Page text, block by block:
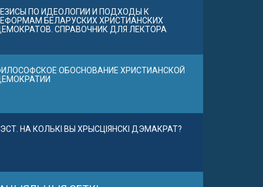
ПО ИДЕОЛОГИИ И ПОДХОДЫ К
БЕЛАРУСКИХ ХРИСТИАНСКИХ
СПРАВОЧНИК ДЛЯ ЛЕКТОРА
ОБОСНОВАНИЕ ХРИСТИАНСКОЙ
НА КОЛЬКІ ВЫ ХРЫСЦІЯНСКІ ДЭМАКРАТ?